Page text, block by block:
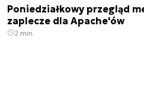
Poniedziałkowy przegląd
zaplecze dla Apache'ów
2 min.